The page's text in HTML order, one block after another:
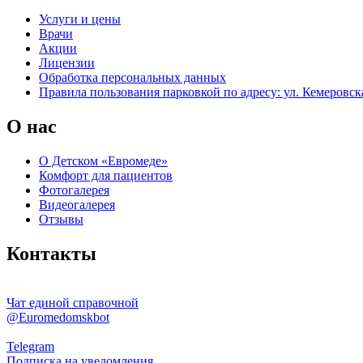
Услуги и цены
Врачи
Акции
Лицензии
Обработка персональных данных
Правила пользования парковкой по адресу: ул.
О нас
О Детском «Евромеде»
Комфорт для пациентов
Фотогалерея
Видеогалерея
Отзывы
Контакты
Чат единой справочной
@Euromedomskbot
Telegram